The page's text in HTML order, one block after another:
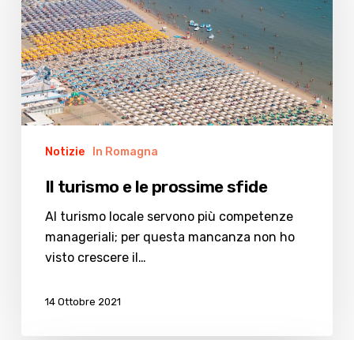
prossime
sfide
Notizie In Romagna
Il turismo e le prossime sfide
Al turismo locale servono più competenze
manageriali; per questa mancanza non ho
visto crescere il…
14 Ottobre 2021